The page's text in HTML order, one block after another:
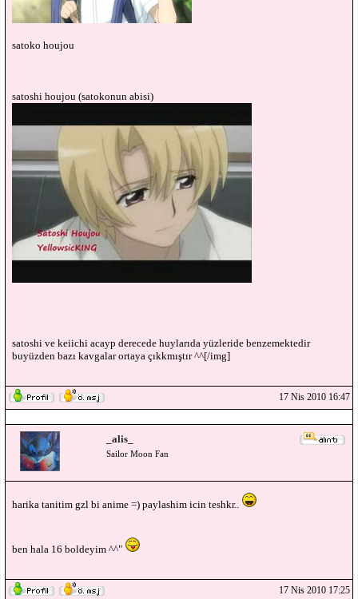
satoko houjou
satoshi houjou (satokonun abisi)
satoshi ve keiichi acayp derecede huylarıda yüzleride benzemektedir
buyüzden bazı kavgalar ortaya çıkkmıştır ^^[/img]
17 Nis 2010 16:47
_alis_
Sailor Moon Fan
harika tanitim gzl bi anime =) paylashim icin teshkr..
ben hala 16 boldeyim ^^"
17 Nis 2010 17:25